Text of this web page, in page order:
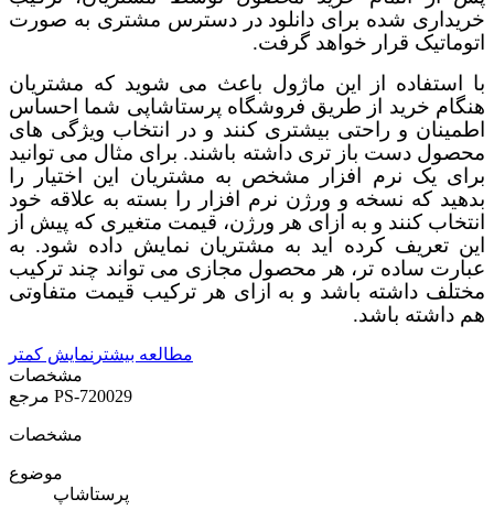
خریداری شده برای دانلود در دسترس مشتری به صورت
اتوماتیک قرار خواهد گرفت.
با استفاده از این ماژول باعث می شوید که مشتریان
هنگام خرید از طریق فروشگاه پرستاشاپی شما احساس
اطمینان و راحتی بیشتری کنند و در انتخاب ویژگی های
محصول دست باز تری داشته باشند. برای مثال می توانید
برای یک نرم افزار مشخص به مشتریان این اختیار را
بدهید که نسخه و ورژن نرم افزار را بسته به علاقه خود
انتخاب کنند و به ازای هر ورژن، قیمت متغیری که پیش از
این تعریف کرده اید به مشتریان نمایش داده شود. به
عبارت ساده تر، هر محصول مجازی می تواند چند ترکیب
مختلف داشته باشد و به ازای هر ترکیب قیمت متفاوتی
هم داشته باشد.
مطالعه بیشتر نمایش کمتر
مشخصات
PS-720029
مشخصات
موضوع
پرستاشاپ